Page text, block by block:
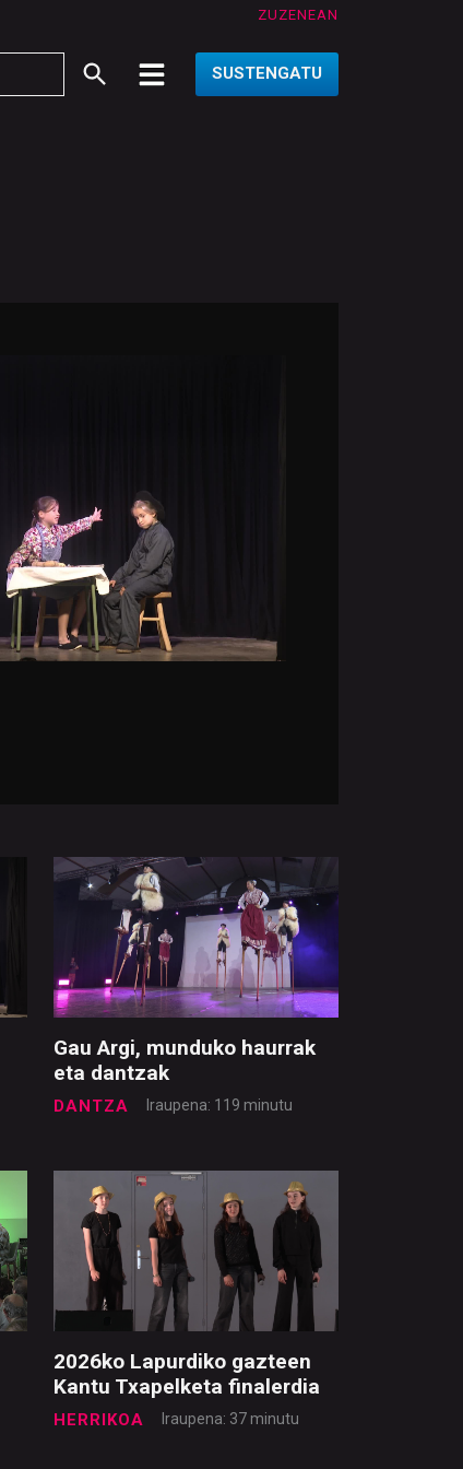
ZUZENEAN
SUSTENGATU
Gau Argi, munduko haurrak
eta dantzak
DANTZA Iraupena: 119 minutu
2026ko Lapurdiko gazteen
Kantu Txapelketa finalerdia
HERRIKOA Iraupena: 37 minutu